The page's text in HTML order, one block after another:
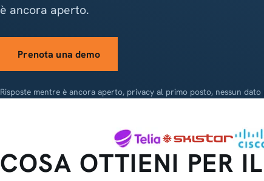
è ancora aperto.
Prenota una demo
Risposte mentre è ancora aperto, privacy al primo posto, nessun dato
COSA OTTIENI PER